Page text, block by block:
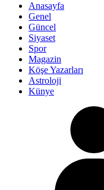
Anasayfa
Genel
Güncel
Siyaset
Spor
Magazin
Köşe Yazarları
Astroloji
Künye